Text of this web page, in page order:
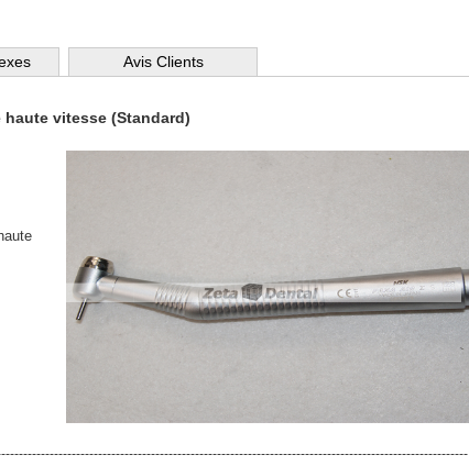
Avis Clients
haute vitesse (Standard)